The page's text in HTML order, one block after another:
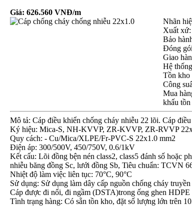
Giá:626.560 VNĐ/m
Nhãn
Xuất
Bảo
Đóng
Giao
Hệ
Tồn kho
Công
Mua
khấu
Mô tả: Cáp điều khiển chống cháy nhiễu 22 lõi. Cáp
Ký hiệu: Mica-S, NH-KVVP, ZR-KVVP, ZR-RVVP
Quy cách: - Cu/Mica/XLPE/Fr-PVC-S 22x1.0 mm2
Điện áp: 300/500V, 450/750V, 0.6/1kV
Kết cấu: Lõi đồng bện nén class2, class5 đánh số
nhiễu băng đồng Sc, lưới đồng Sb, Tiêu chuẩn: TCVN
Nhiệt độ làm việc liên tục: 70°C, 90°C
Sử dụng: Sử dụng làm dây cấp nguồn chống cháy
Cáp được đi nổi, đi ngầm (DSTA)trong ống ghen HDPE
Tình trạng hàng: Có sẵn tồn kho, đặt số lượng lớn trên